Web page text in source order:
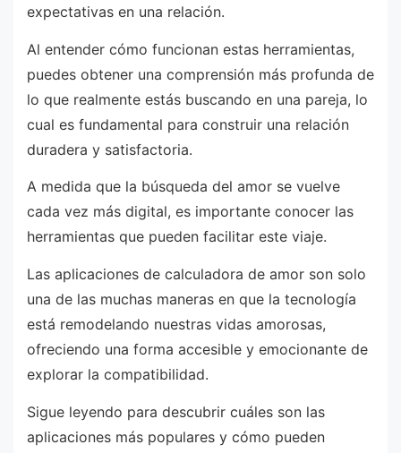
expectativas en una relación.
Al entender cómo funcionan estas herramientas,
puedes obtener una comprensión más profunda de
lo que realmente estás buscando en una pareja, lo
cual es fundamental para construir una relación
duradera y satisfactoria.
A medida que la búsqueda del amor se vuelve
cada vez más digital, es importante conocer las
herramientas que pueden facilitar este viaje.
Las aplicaciones de calculadora de amor son solo
una de las muchas maneras en que la tecnología
está remodelando nuestras vidas amorosas,
ofreciendo una forma accesible y emocionante de
explorar la compatibilidad.
Sigue leyendo para descubrir cuáles son las
aplicaciones más populares y cómo pueden